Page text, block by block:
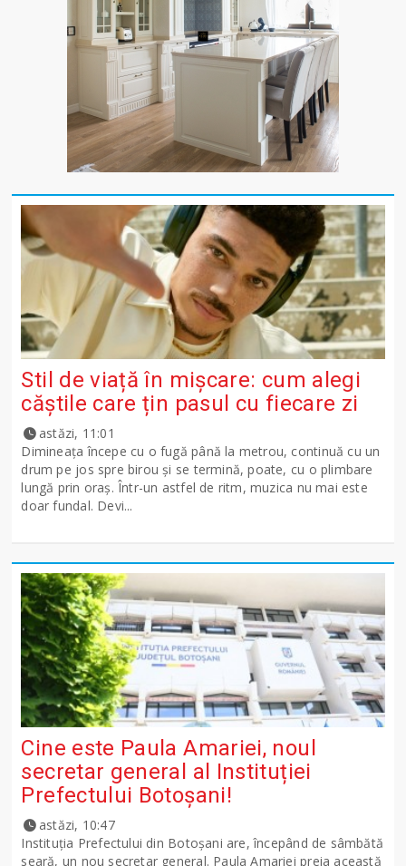
Stil de viață în mișcare: cum alegi
căștile care țin pasul cu fiecare zi
astăzi, 11:01
Dimineața începe cu o fugă până la metrou, continuă cu un
drum pe jos spre birou și se termină, poate, cu o plimbare
lungă prin oraș. Într-un astfel de ritm, muzica nu mai este
doar fundal. Devi...
Cine este Paula Amariei, noul
secretar general al Instituției
Prefectului Botoșani!
astăzi, 10:47
Instituția Prefectului din Botoșani are, începând de sâmbătă
seară, un nou secretar general. Paula Amariei preia această